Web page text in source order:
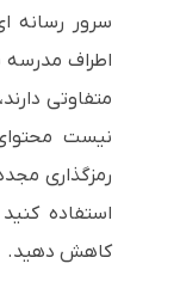
سرور رسانه
اطراف
متفاوتی
نیست
رمزگذاری
استفاده
کاهش دهید.